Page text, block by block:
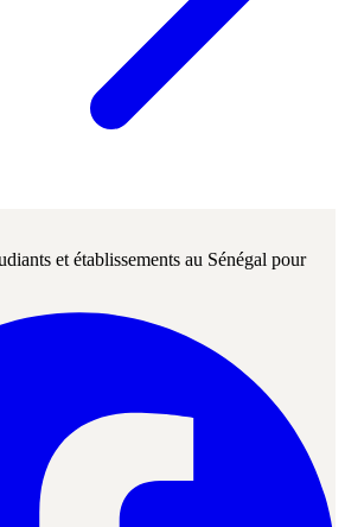
et établissements au Sénégal pour